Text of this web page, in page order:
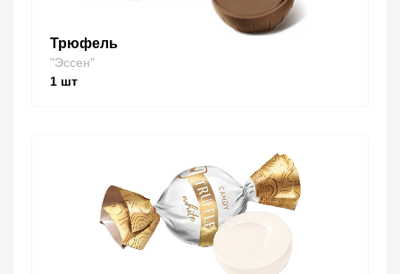
Трюфель
"Эссен"
1 шт